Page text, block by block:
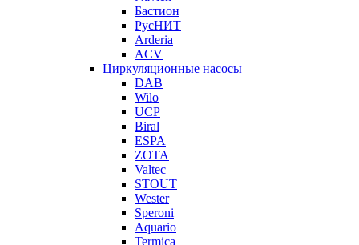
Бастион
РусНИТ
Arderia
ACV
Циркуляционные насосы
DAB
Wilo
UCP
Biral
ESPA
ZOTA
Valtec
STOUT
Wester
Speroni
Aquario
Termica